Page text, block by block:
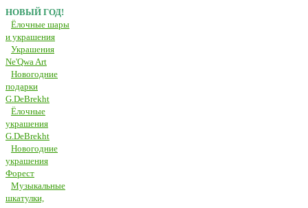
НОВЫЙ ГОД!
Ёлочные шары
и украшения
Украшения
Ne'Qwa Art
Новогодние
подарки
G.DeBrekht
Ёлочные
украшения
G.DeBrekht
Новогодние
украшения
Форест
Музыкальные
шкатулки,